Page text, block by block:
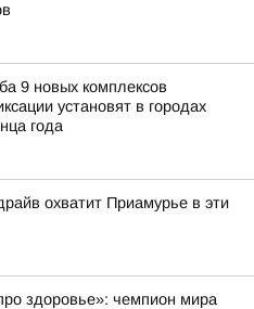
9 новых комплексов
установят в городах
года
охватит Приамурье в эти
здоровье»: чемпион мира